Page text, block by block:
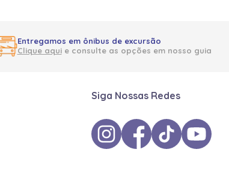
Entregamos em ônibus de excursão
Clique aquie consulte as opções em nosso guia
Siga Nossas Redes